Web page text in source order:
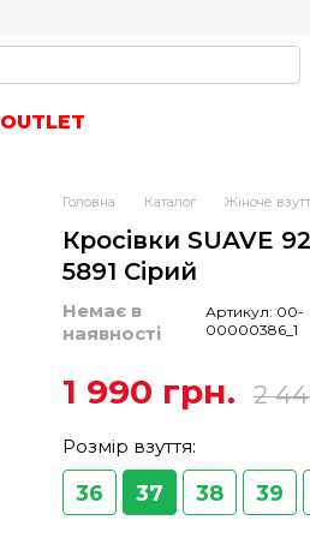
OUTLET
Головна Каталог Жіноче
Кросівки SUAVE
5891 Сірий
Немає в
наявності
Артикул: 00-
00000386_1
1 990 грн. 2
Розмір взуття:
36 37 38 39